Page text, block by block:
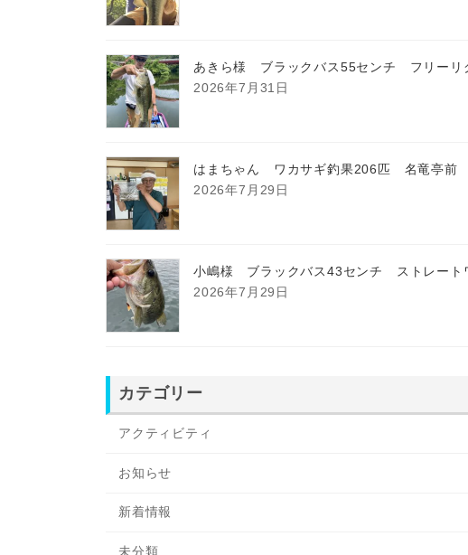
あきら様 ブラックバス55センチ フリーリ
2026年7月31日
はまちゃん ワカサギ釣果206匹 名竜亭前
2026年7月29日
小嶋様 ブラックバス43センチ ストレー
2026年7月29日
カテゴリー
アクティビティ
お知らせ
新着情報
未分類